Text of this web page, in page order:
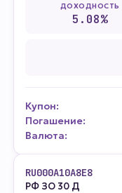
ДОХОДНОСТЬ
5.08%
Купон:
Погашение:
Валюта:
RU000A10A8E8
РФ ЗО 30 Д